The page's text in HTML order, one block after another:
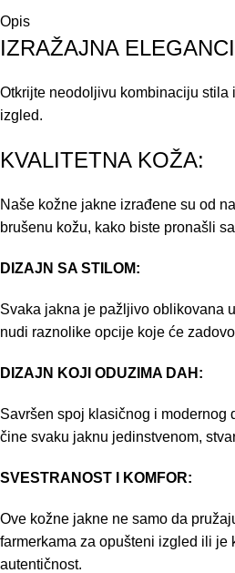
Opis
IZRAŽAJNA
Otkrijte neodoljivu kombinaciju
izgled.
KVALITETNA KOŽA:
Naše kožne jakne izrađene su od
brušenu kožu, kako biste pronašli
DIZAJN SA STILOM:
Svaka jakna je pažljivo oblikovana
nudi raznolike opcije koje će
DIZAJN KOJI ODUZIMA DAH:
Savršen spoj klasičnog i
čine svaku jaknu jedinstvenom,
SVESTRANOST I KOMFOR:
Ove kožne jakne ne samo da
farmerkama za opušteni izgled ili
autentičnost.